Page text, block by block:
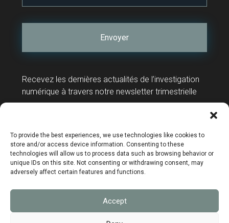
To provide the best experiences, we use technologies like cookies to
store and/or access device information. Consenting to these
technologies will allow us to process data such as browsing behavior or
unique IDs on this site. Not consenting or withdrawing consent, may
adversely affect certain features and functions.
Accept
Recevez les dernières actualités de l’investigation
numérique à travers notre newsletter trimestrielle
Mentions légales
Politique de confidentialité